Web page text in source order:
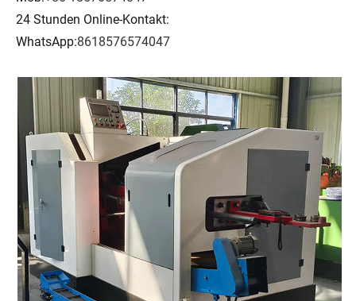
24 Stunden Online-Kontakt:
WhatsApp:8618576574047